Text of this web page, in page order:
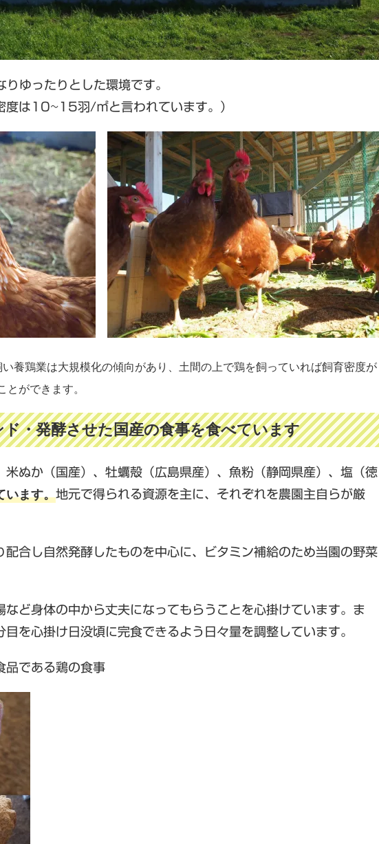
ゆったりとした環境です。
度は10~15羽/㎡と言われています。）
養鶏業は大規模化の傾向があり、土間の上で鶏を飼っていれば飼育密度が
ができます。
・発酵させた国産の食事を食べています
ぬか（国産）、牡蠣殻（広島県産）、魚粉（静岡県産）、塩（徳
います。地元で得られる資源を主に、それぞれを農園主自らが厳
配合し自然発酵したものを中心に、ビタミン補給のため当園の野菜
ど身体の中から丈夫になってもらうことを心掛けています。ま
を心掛け日没頃に完食できるよう日々量を調整しています。
品である鶏の食事